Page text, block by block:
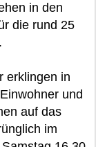
in den
die rund 25
erklingen in
und
auf das
im